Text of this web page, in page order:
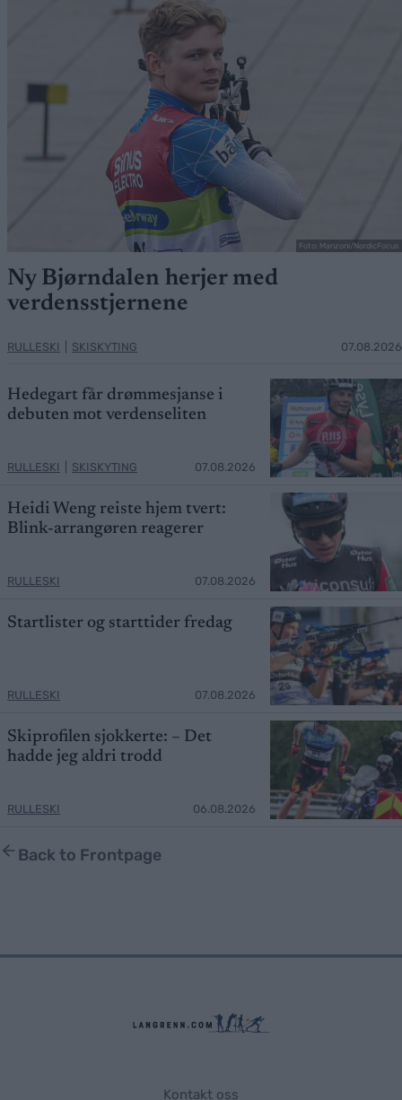
Foto: Manzoni/NordicFocus
Ny Bjørndalen herjer med
verdensstjernene
RULLESKI SKISKYTING 07.08.2026
Hedegart får drømmesjanse i
debuten mot verdenseliten
RULLESKI SKISKYTING 07.08.2026
Heidi Weng reiste hjem tvert:
Blink-arrangøren reagerer
RULLESKI 07.08.2026
Startlister og starttider fredag
RULLESKI 07.08.2026
Skiprofilen sjokkerte: – Det
hadde jeg aldri trodd
RULLESKI 06.08.2026
Back to Frontpage
Kontakt oss